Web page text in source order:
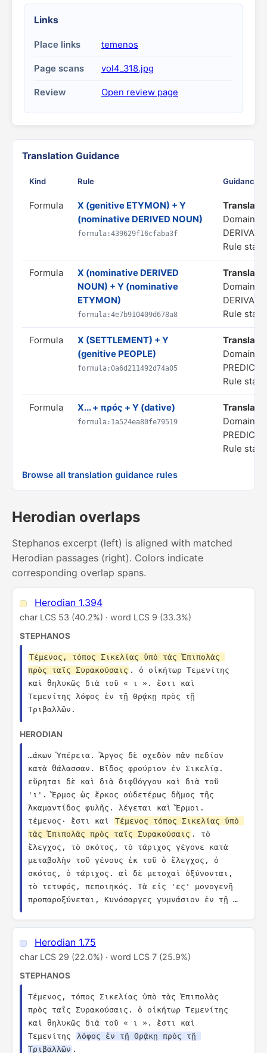
Links
Place links temenos
Page scans vol4_318.jpg
Review Open review page
Translation Guidance
Kind Rule Guidance
Formula
X (genitive ETYMON) + Y
(nominative DERIVED NOUN)
formula:439629f16cfaba3f
Translate
Domain:
Rule
Formula
X (nominative DERIVED
NOUN) + Y (nominative
ETYMON)
formula:4e7b910409d678a8
Translate
Domain:
Rule
Formula
X (SETTLEMENT) + Y
(genitive PEOPLE)
formula:0a6d211492d74a05
Translate
Domain:
Rule
Formula X... + πρός + Y (dative)
formula:1a524ea80fe79519
Translate
Domain:
Rule
Browse all translation guidance rules
Herodian overlaps
Stephanos excerpt (left) is aligned with matched
Herodian passages (right). Colors indicate
corresponding overlap spans.
Herodian 1.394
char LCS 53 (40.2%) · word LCS 9 (33.3%)
STEPHANOS
Τέμενος, τόπος Σικελίας ὑπὸ τὰς Ἐπιπολὰς
πρὸς ταῖς Συρακούσαις . ὁ οἰκήτωρ Τεμενίτης
καὶ θηλυκῶς διὰ τοῦ « ι ». ἔστι καὶ
Τεμενίτης λόφος ἐν τῇ Θρᾴκῃ πρὸς τῇ
Τριβαλλῶν.
HERODIAN
…άκων Ὑπέρεια. Ἄργος δὲ σχεδὸν πᾶν πεδίον
κατὰ θάλασσαν. Βῖδος φρούριον ἐν Σικελίᾳ.
εὕρηται δὲ καὶ διὰ διφθόγγου καὶ διὰ τοῦ
'ι'. Ἕρμος ὡς ἕρκος οὐδετέρως δῆμος τῆς
Ἀκαμαντίδος φυλῆς. λέγεται καὶ Ἕρμοι.
τέμενος· ἔστι καὶ
Τέμενος τόπος Σικελίας ὑπὸ
τὰς Ἐπιπολὰς πρὸς ταῖς Συρακούσαις . τὸ
ἔλεγχος, τὸ σκότος, τὸ τάριχος γέγονε κατὰ
μεταβολὴν τοῦ γένους ἐκ τοῦ ὁ ἔλεγχος, ὁ
σκότος, ὁ τάριχος. αἱ δὲ μετοχαὶ ὀξύνονται,
τὸ τετυφός, πεποιηκός. Τὰ εἰς 'ες' μονογενῆ
προπαροξύνεται, Κυνόσαργες γυμνάσιον ἐν τῇ …
Herodian 1.75
char LCS 29 (22.0%) · word LCS 7 (25.9%)
STEPHANOS
Τέμενος, τόπος Σικελίας ὑπὸ τὰς Ἐπιπολὰς
πρὸς ταῖς Συρακούσαις. ὁ οἰκήτωρ Τεμενίτης
καὶ θηλυκῶς διὰ τοῦ « ι ». ἔστι καὶ
Τεμενίτης
λόφος ἐν τῇ Θρᾴκῃ πρὸς τῇ
Τριβαλλῶν .